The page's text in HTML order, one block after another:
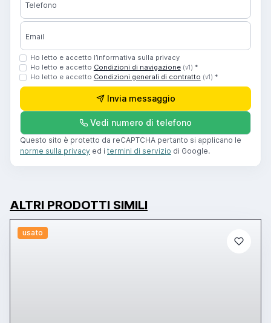
Telefono
Email
Ho letto e accetto l’informativa sulla privacy
Ho letto e accetto Condizioni di navigazione (v1) *
Ho letto e accetto Condizioni generali di contratto (v1) *
Invia messaggio
Vedi numero di telefono
Questo sito è protetto da reCAPTCHA pertanto si applicano le
norme sulla privacy ed i termini di servizio di Google.
ALTRI PRODOTTI SIMILI
usato